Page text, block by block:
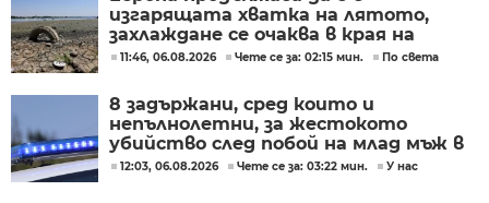
изгарящата хватка на лятото,
захлаждане се очаква в края на
седмицата
11:46, 06.08.2026 Чете се за: 02:15 мин. По света
8 задържани, сред които и
непълнолетни, за жестокото
убийство след побой на млад мъж в
Пловдив
12:03, 06.08.2026 Чете се за: 03:22 мин. У нас